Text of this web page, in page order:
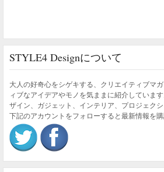
STYLE4 Designについて
大人の好奇心をシゲキする、クリエイティブマ
ィブなアイデアやモノを気ままに紹介していま
ザイン、ガジェット、インテリア、プロジェクシ
下記のアカウントをフォローすると最新情報を購